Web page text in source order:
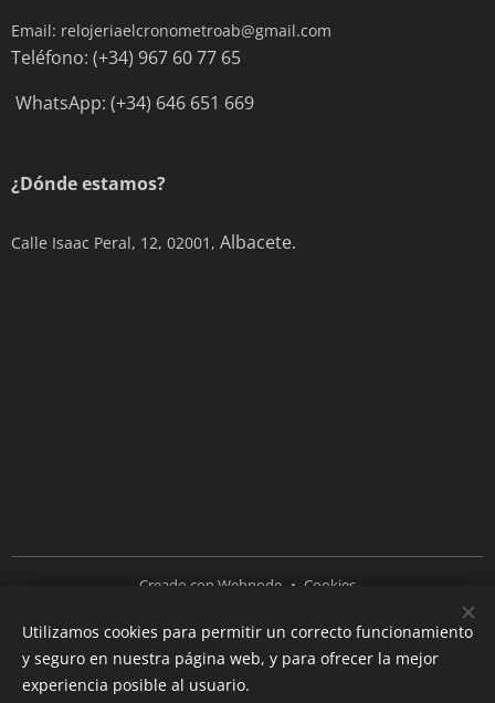
Email: relojeriaelcronometroab@gmail.com
Teléfono: (+34) 967 60 77 65
WhatsApp: (+34) 646 651 669
¿Dónde estamos?
Calle Isaac Peral, 12, 02001, Albacete.
Creado con Webnode Cookies
Idiomas
Español
English
Utilizamos cookies para permitir un correcto funcionamiento
y seguro en nuestra página web, y para ofrecer la mejor
experiencia posible al usuario.